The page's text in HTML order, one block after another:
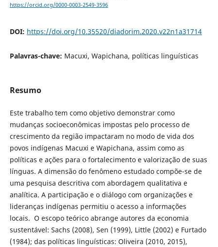
https://orcid.org/0000-0003-2549-3596
DOI: https://doi.org/10.35520/diadorim.2020.v22n1a31714
Palavras-chave: Macuxi, Wapichana, políticas linguísticas
Resumo
Este trabalho tem como objetivo demonstrar como
mudanças socioeconômicas impostas pelo processo de
crescimento da região impactaram no modo de vida dos
povos indígenas Macuxi e Wapichana, assim como as
políticas e ações para o fortalecimento e valorização de suas
línguas. A dimensão do fenômeno estudado compõe-se de
uma pesquisa descritiva com abordagem qualitativa e
analítica. A participação e o diálogo com organizações e
lideranças indígenas permitiu o acesso a informações
locais. O escopo teórico abrange autores da economia
sustentável: Sachs (2008), Sen (1999), Little (2002) e Furtado
(1984); das políticas linguísticas: Oliveira (2010, 2015),